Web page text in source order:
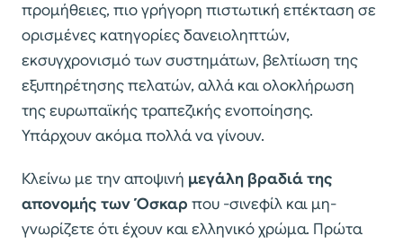
προμήθειες, πιο γρήγορη πιστωτική επέκταση σε
ορισμένες κατηγορίες δανειοληπτών,
εκσυγχρονισμό των συστημάτων, βελτίωση της
εξυπηρέτησης πελατών, αλλά και ολοκλήρωση
της ευρωπαϊκής τραπεζικής ενοποίησης.
Υπάρχουν ακόμα πολλά να γίνουν.
Κλείνω με την αποψινή μεγάλη βραδιά της
απονομής των Όσκαρ που -σινεφίλ και μη-
γνωρίζετε ότι έχουν και ελληνικό χρώμα. Πρώτα